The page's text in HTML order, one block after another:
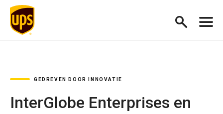
GEDREVEN DOOR INNOVATIE
InterGlobe Enterprises en